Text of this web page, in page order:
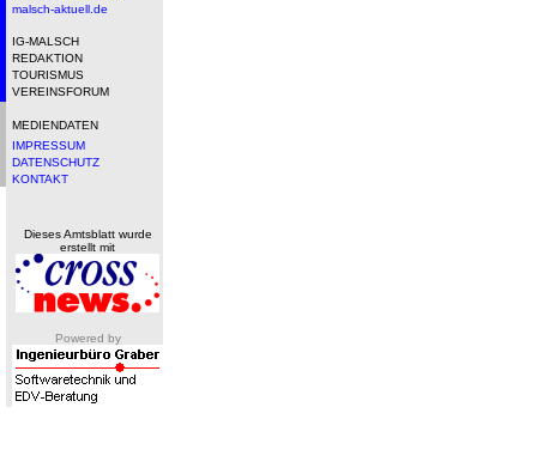
malsch-aktuell.de
IG-MALSCH
REDAKTION
TOURISMUS
VEREINSFORUM
MEDIENDATEN
IMPRESSUM
DATENSCHUTZ
KONTAKT
Dieses Amtsblatt wurde
erstellt mit
Powered by